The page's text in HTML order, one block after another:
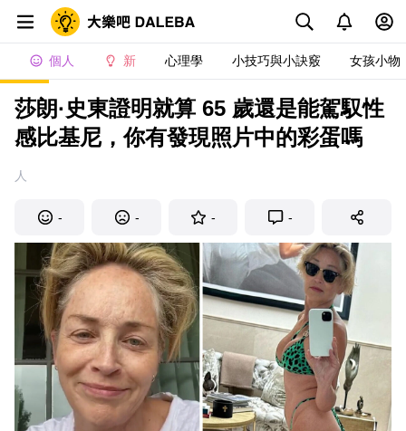
個人 新 心理學 小技巧與小訣竅 女孩小物
莎朗·史東證明就算 65 歲還是能駕馭性
感比基尼，你有發現照片中的彩蛋嗎
人
- - - -